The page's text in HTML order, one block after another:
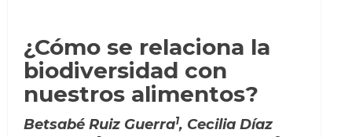
¿Cómo se relaciona la
biodiversidad con
nuestros alimentos?
Betsabé Ruiz Guerra1, Cecilia Díaz